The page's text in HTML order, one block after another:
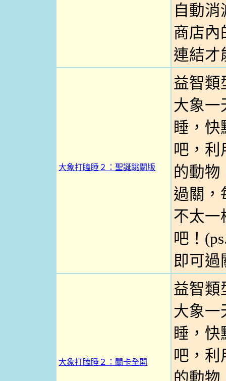
自動
商店內
連結才
大象打瞌睡２：聖誕跳關版
益智類
大象一
睡，
吧，利
的動物
過關，
不太一
吧！
即可過
大象打瞌睡２：關卡全開
益智類
大象一
睡，
吧，利